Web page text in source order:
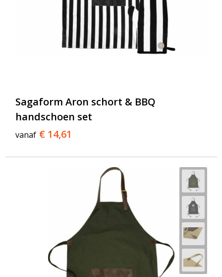
Sagaform Aron schort & BBQ
handschoen set
vanaf € 14,61